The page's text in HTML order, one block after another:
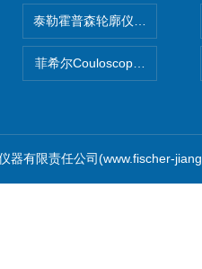
泰勒霍普森轮廓仪|TAYLOR
菲希尔Couloscope CMS2电
器有限责任公司(www.fischer-